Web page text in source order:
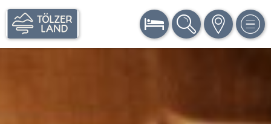
BUCHEN SUCHE KARTE MENÜ